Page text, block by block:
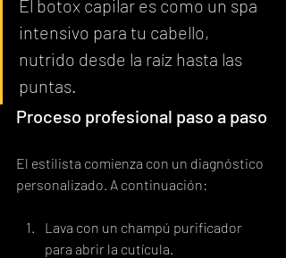
El botox capilar es como un spa
intensivo para tu cabello,
nutrido desde la raíz hasta las
puntas.
Proceso profesional paso a paso
El estilista comienza con un diagnóstico
personalizado. A continuación:
Lava con un champú purificador
para abrir la cutícula.